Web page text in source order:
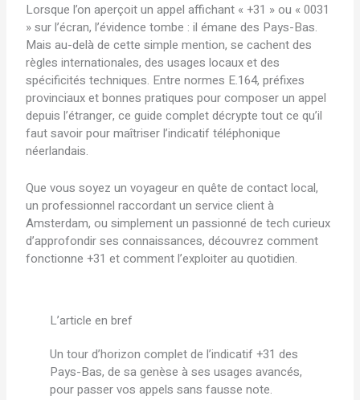
Lorsque l’on aperçoit un appel affichant « +31 » ou « 0031
» sur l’écran, l’évidence tombe : il émane des Pays-Bas.
Mais au-delà de cette simple mention, se cachent des
règles internationales, des usages locaux et des
spécificités techniques. Entre normes E.164, préfixes
provinciaux et bonnes pratiques pour composer un appel
depuis l’étranger, ce guide complet décrypte tout ce qu’il
faut savoir pour maîtriser l’indicatif téléphonique
néerlandais.
Que vous soyez un voyageur en quête de contact local,
un professionnel raccordant un service client à
Amsterdam, ou simplement un passionné de tech curieux
d’approfondir ses connaissances, découvrez comment
fonctionne +31 et comment l’exploiter au quotidien.
L’article en bref
Un tour d’horizon complet de l’indicatif +31 des
Pays-Bas, de sa genèse à ses usages avancés,
pour passer vos appels sans fausse note.